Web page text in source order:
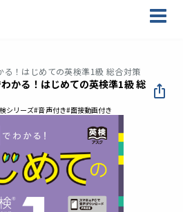
る！はじめての英検準1級 総合対策
かる！はじめての英検準1級 総
シリーズ#音声付き#面接動画付き